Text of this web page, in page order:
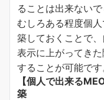
ることは出来ないで
むしろある程度個
築しておくことで
表示に上がってき
することが可能です
【個人で出来る
築